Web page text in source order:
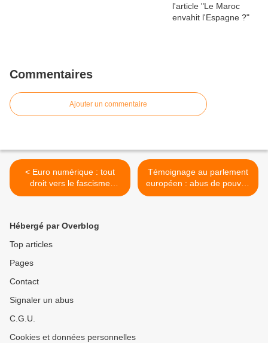
Commentaires
Ajouter un commentaire
< Euro numérique : tout
droit vers le fascisme
financier
Témoignage au parlement
européen : abus de pouvoir
au nom de la santé >
Hébergé par Overblog
Top articles
Pages
Contact
Signaler un abus
C.G.U.
Cookies et données personnelles